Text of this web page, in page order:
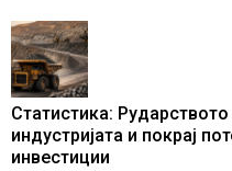
Статистика:
индустријата и покрај
инвестиции